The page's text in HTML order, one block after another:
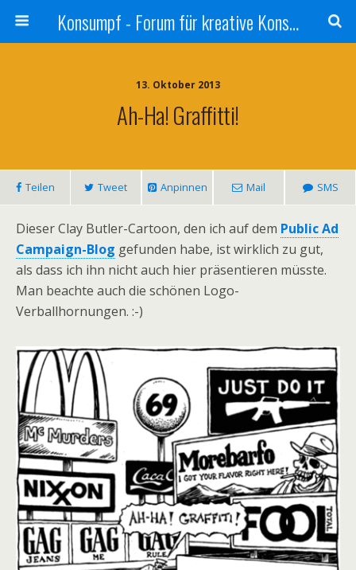
Konsumpf - Forum für kreative Konsumkritik - Culture Jamming, Nachhaltigkeit, Konzernkritik, Adbusting
13. Oktober 2013
Ah-Ha! Graffitti!
Teilen Tweet Anpinnen Mail SMS
Dieser Clay Butler-Cartoon, den ich auf dem Public Ad
Campaign-Blog gefunden habe, ist wirklich zu gut,
als dass ich ihn nicht auch hier präsentieren müsste.
Man beachte auch die schönen Logo-
Verballhornungen. :-)